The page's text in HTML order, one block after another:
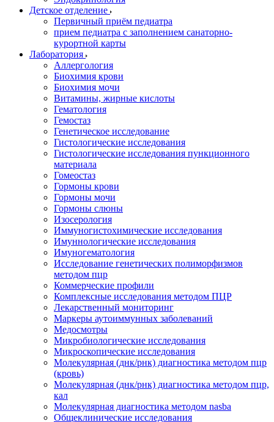
Детское отделение
Первичный приём педиатра
прием педиатра с заполнением санаторно-
курортной карты
Лаборатория
Аллергология
Биохимия крови
Биохимия мочи
Витамины, жирные кислоты
Гематология
Гемостаз
Генетическое исследование
Гистологические исследования
Гистологические исследования пункционного
материала
Гомеостаз
Гормоны крови
Гормоны мочи
Гормоны слюны
Изосерология
Иммуногистохимические исследования
Имуннологические исследования
Имуногематология
Исследование генетических полиморфизмов
методом пцр
Коммерческие профили
Комплексные исследования методом ПЦР
Лекарственный мониторинг
Маркеры аутоиммунных заболеваний
Медосмотры
Микробиологические исследования
Микроскопические исследования
Молекулярная (днк/рнк) диагностика методом пцр
(кровь)
Молекулярная (днк/рнк) диагностика методом пцр,
кал
Молекулярная диагностика методом nasba
Общеклинические исследования